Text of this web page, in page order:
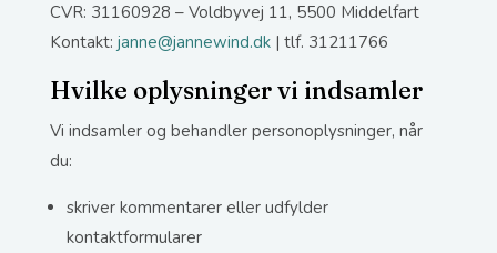
CVR: 31160928 – Voldbyvej 11, 5500 Middelfart
Kontakt: janne@jannewind.dk| tlf. 31211766
Hvilke oplysninger vi indsamler
Vi indsamler og behandler personoplysninger, når
du:
skriver kommentarer eller udfylder
kontaktformularer